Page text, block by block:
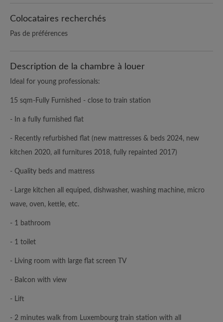
Colocataires recherchés
Pas de préférences
Description de la chambre à louer
Ideal for young professionals:
15 sqm-Fully Furnished - close to train station
- In a fully furnished flat
- Recently refurbished flat (new mattresses & beds 2024, new
kitchen 2020, all furnitures 2018, fully repainted 2017)
- Quality beds and mattress
- Large kitchen all equiped, dishwasher, washing machine, micro
wave, oven, kettle, etc.
- 1 bathroom
- 1 toilet
- Living room with large flat screen TV
- Balcon with view
- Lift
- 2 minutes walk from Luxembourg train station with all